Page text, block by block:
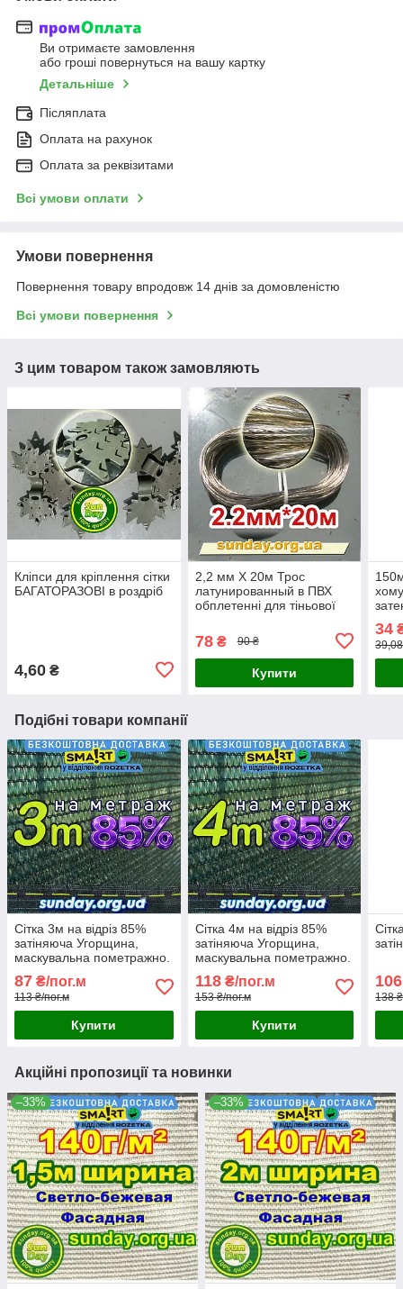
Ви отримаєте замовлення
або гроші повернуться на вашу картку
Детальніше
Післяплата
Оплата на рахунок
Оплата за реквізитами
Всі умови оплати
Умови повернення
Повернення товару впродовж 14 днів за домовленістю
Всі умови повернення
З цим товаром також замовляють
Кліпси для кріплення сітки
БАГАТОРАЗОВІ в роздріб
4,60 ₴
2,2 мм Х 20м Трос
латунированный в ПВХ
обплетенні для тіньової
78₴ 90 ₴
Купити
34
Подібні товари компанії
Сітка 3м на відріз 85%
затіняюча Угорщина,
маскувальна пометражно.
87 ₴/пог.м
113 ₴/пог.м
Купити
Сітка 4м на відріз 85%
затіняюча Угорщина,
маскувальна пометражно.
118₴/пог.м
153 ₴/пог.м
Купити
106
138
Акційні пропозиції та новинки
–33% –33%